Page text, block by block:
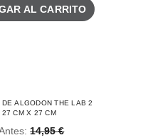
AL CARRITO
ALGODON THE LAB 2
27 CM X 27 CM
14,95 €